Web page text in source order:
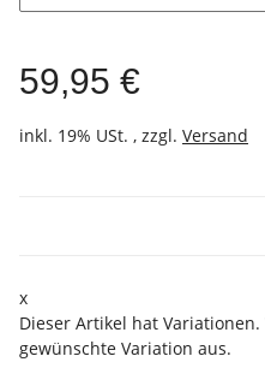
59,95 €
inkl. 19% USt. , zzgl. Versand
x
Dieser Artikel hat
gewünschte Variation aus.